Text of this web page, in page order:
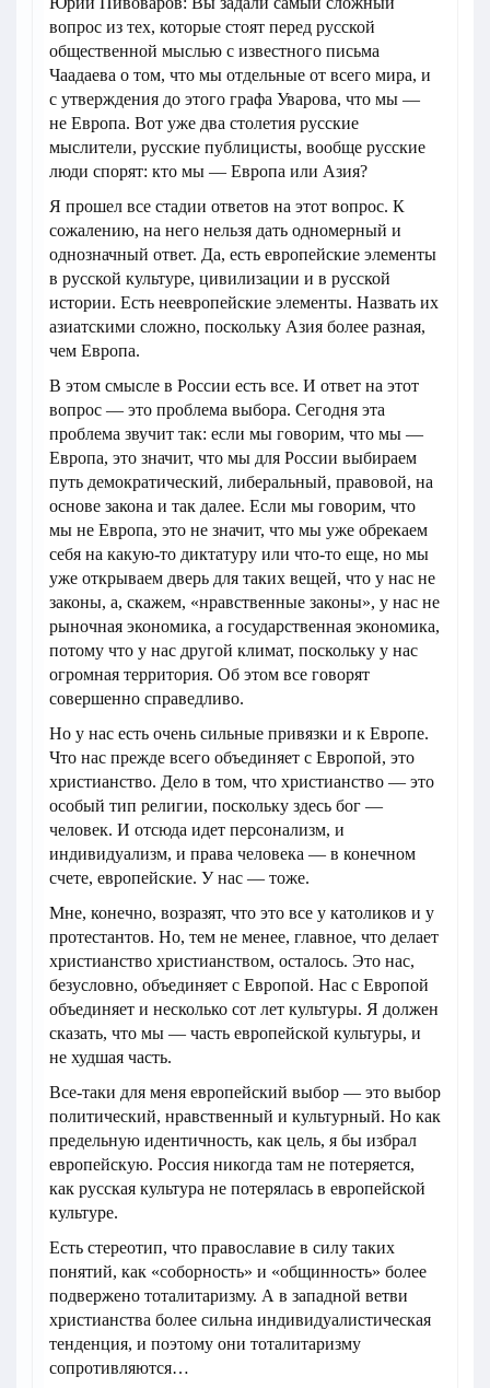
вопрос из тех, которые стоят перед русской
общественной мыслью с известного письма
Чаадаева о том, что мы отдельные от всего мира, и
с утверждения до этого графа Уварова, что мы —
не Европа. Вот уже два столетия русские
мыслители, русские публицисты, вообще русские
люди спорят: кто мы — Европа или Азия?
Я прошел все стадии ответов на этот вопрос. К
сожалению, на него нельзя дать одномерный и
однозначный ответ. Да, есть европейские элементы
в русской культуре, цивилизации и в русской
истории. Есть неевропейские элементы. Назвать их
азиатскими сложно, поскольку Азия более разная,
чем Европа.
В этом смысле в России есть все. И ответ на этот
вопрос — это проблема выбора. Сегодня эта
проблема звучит так: если мы говорим, что мы —
Европа, это значит, что мы для России выбираем
путь демократический, либеральный, правовой, на
основе закона и так далее. Если мы говорим, что
мы не Европа, это не значит, что мы уже обрекаем
себя на какую-то диктатуру или что-то еще, но мы
уже открываем дверь для таких вещей, что у нас не
законы, а, скажем, «нравственные законы», у нас не
рыночная экономика, а государственная экономика,
потому что у нас другой климат, поскольку у нас
огромная территория. Об этом все говорят
совершенно справедливо.
Но у нас есть очень сильные привязки и к Европе.
Что нас прежде всего объединяет с Европой, это
христианство. Дело в том, что христианство — это
особый тип религии, поскольку здесь бог —
человек. И отсюда идет персонализм, и
индивидуализм, и права человека — в конечном
счете, европейские. У нас — тоже.
Мне, конечно, возразят, что это все у католиков и у
протестантов. Но, тем не менее, главное, что делает
христианство христианством, осталось. Это нас,
безусловно, объединяет с Европой. Нас с Европой
объединяет и несколько сот лет культуры. Я должен
сказать, что мы — часть европейской культуры, и
не худшая часть.
Все-таки для меня европейский выбор — это выбор
политический, нравственный и культурный. Но как
предельную идентичность, как цель, я бы избрал
европейскую. Россия никогда там не потеряется,
как русская культура не потерялась в европейской
культуре.
Есть стереотип, что православие в силу таких
понятий, как «соборность» и «общинность» более
подвержено тоталитаризму. А в западной ветви
христианства более сильна индивидуалистическая
тенденция, и поэтому они тоталитаризму
сопротивляются…